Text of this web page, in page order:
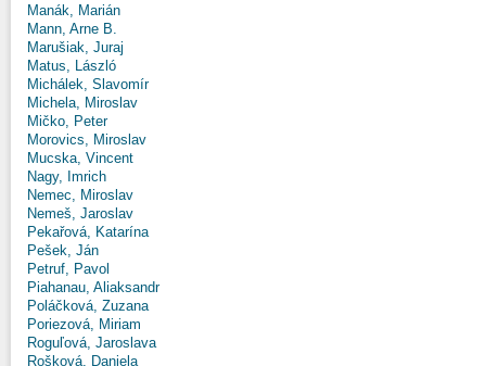
Manák, Marián
Mann, Arne B.
Marušiak, Juraj
Matus, László
Michálek, Slavomír
Michela, Miroslav
Mičko, Peter
Morovics, Miroslav
Mucska, Vincent
Nagy, Imrich
Nemec, Miroslav
Nemeš, Jaroslav
Pekařová, Katarína
Pešek, Ján
Petruf, Pavol
Piahanau, Aliaksandr
Poláčková, Zuzana
Poriezová, Miriam
Roguľová, Jaroslava
Rošková, Daniela